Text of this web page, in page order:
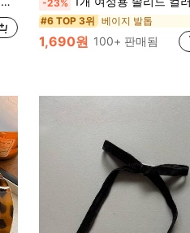
-23%
#6 TOP 3위 베이지 발톱
1,690원 100+ 판매됨